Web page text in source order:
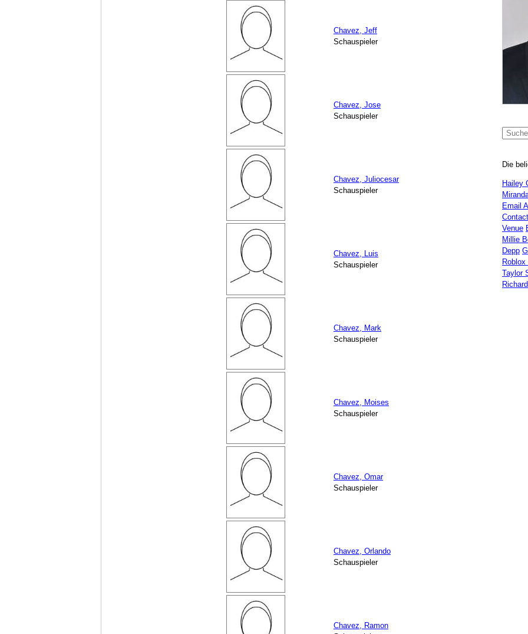
Chavez, Jeff
Schauspieler
Chavez, Jose
Schauspieler
Chavez, Juliocesar
Schauspieler
Chavez, Luis
Schauspieler
Chavez, Mark
Schauspieler
Chavez, Moises
Schauspieler
Chavez, Omar
Schauspieler
Chavez, Orlando
Schauspieler
Chavez, Ramon
Die
Hailey
Email
Contact
Venue
Millie
Depp
Taylor